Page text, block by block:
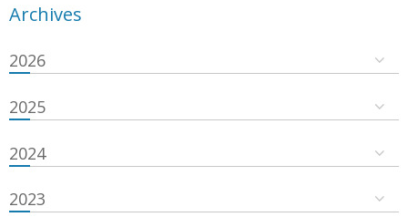
Archives
2026
2025
2024
2023